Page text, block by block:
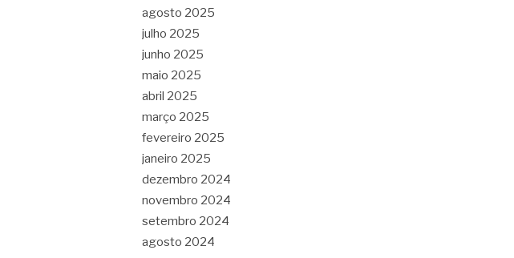
agosto 2025
julho 2025
junho 2025
maio 2025
abril 2025
março 2025
fevereiro 2025
janeiro 2025
dezembro 2024
novembro 2024
setembro 2024
agosto 2024